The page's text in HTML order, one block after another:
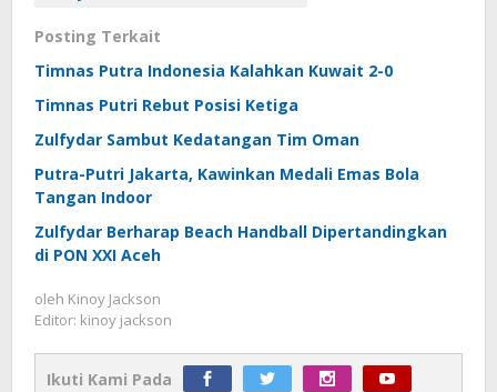
Posting Terkait
Timnas Putra Indonesia Kalahkan Kuwait 2-0
Timnas Putri Rebut Posisi Ketiga
Zulfydar Sambut Kedatangan Tim Oman
Putra-Putri Jakarta, Kawinkan Medali Emas Bola
Tangan Indoor
Zulfydar Berharap Beach Handball Dipertandingkan
di PON XXI Aceh
oleh Kinoy Jackson
Editor: kinoy jackson
Ikuti Kami Pada